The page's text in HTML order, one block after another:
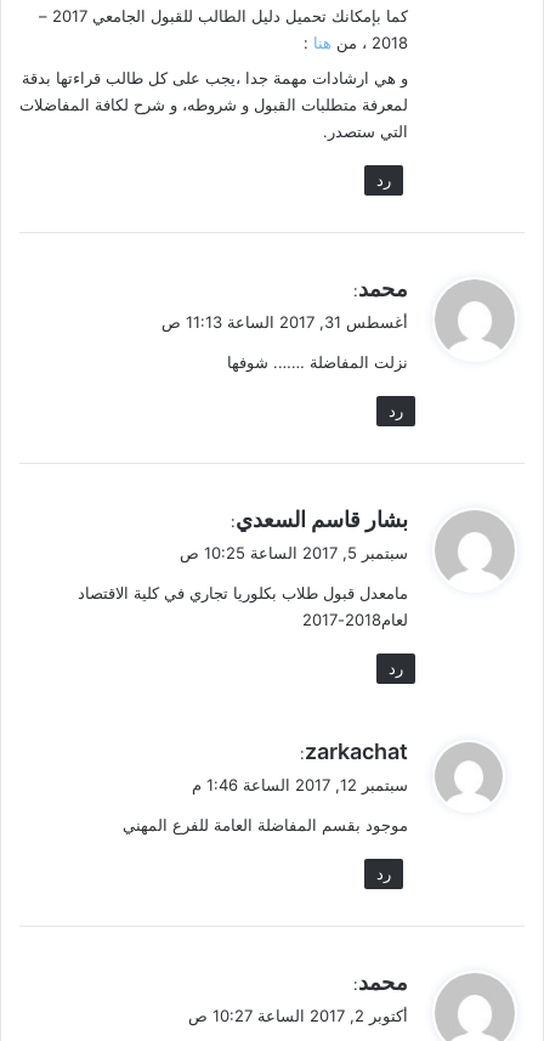
كما بإمكانك تحميل دليل الطالب للقبول الجامعي 2017 –
2018 ، من
هنا :
و هي ارشادات مهمة جدا ،يجب على كل طالب قراءتها بدقة
لمعرفة متطلبات القبول و شروطه، و شرح لكافة المفاضلات
التي ستصدر.
رد
ق
ل
محمد:
أغسطس 31, 2017 الساعة 11:13 ص
نزلت المفاضلة ……. شوفها
رد
ل
بشار قاسم السعدي:
سبتمبر 5, 2017 الساعة 10:25 ص
مامعدل قبول طلاب بكلوريا تجاري في كلية الاقتصاد
لعام2018-2017
رد
ي
ل
zarkachat
:
سبتمبر 12, 2017 الساعة 1:46 م
موجود بقسم المفاضلة العامة للفرع المهني
رد
ق
محمد:
أكتوبر 2, 2017 الساعة 10:27 ص